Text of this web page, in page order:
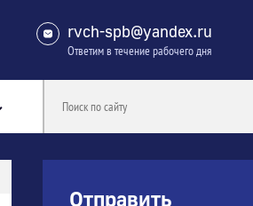
rvch-spb@yandex.ru
Ответим в течение рабочего дня
Отправить